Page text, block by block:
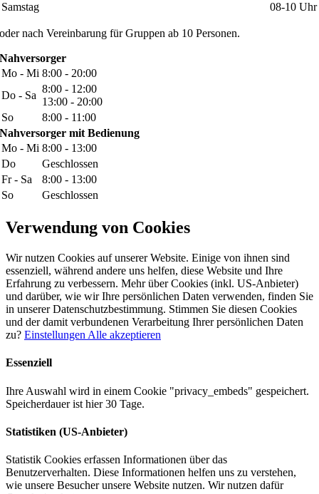
Samstag
08-10 Uhr
oder nach Vereinbarung für Gruppen ab 10 Personen.
Nahversorger
Mo - Mi 8:00 - 20:00
Do - Sa
8:00 - 12:00
13:00 - 20:00
So
8:00 - 11:00
Nahversorger mit Bedienung
Mo - Mi 8:00 - 13:00
Do
Geschlossen
Fr - Sa
8:00 - 13:00
So
Geschlossen
Verwendung von Cookies
Wir nutzen Cookies auf unserer Website. Einige von ihnen sind
essenziell, während andere uns helfen, diese Website und Ihre
Erfahrung zu verbessern. Mehr über Cookies (inkl. US-Anbieter)
und darüber, wie wir Ihre persönlichen Daten verwenden, finden Sie
in unserer Datenschutzbestimmung. Stimmen Sie diesen Cookies
und der damit verbundenen Verarbeitung Ihrer persönlichen Daten
zu? Einstellungen Alle akzeptieren
Essenziell
Ihre Auswahl wird in einem Cookie "privacy_embeds" gespeichert.
Speicherdauer ist hier 30 Tage.
Statistiken (US-Anbieter)
Statistik Cookies erfassen Informationen über das
Benutzerverhalten. Diese Informationen helfen uns zu verstehen,
wie unsere Besucher unsere Website nutzen. Wir nutzen dafür